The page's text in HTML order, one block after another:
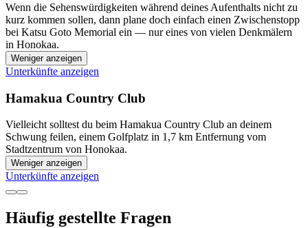
Wenn die Sehenswürdigkeiten während deines Aufenthalts nicht zu
kurz kommen sollen, dann plane doch einfach einen Zwischenstopp
bei Katsu Goto Memorial ein — nur eines von vielen Denkmälern
in Honokaa.
Weniger anzeigen
Unterkünfte anzeigen
Hamakua Country Club
Vielleicht solltest du beim Hamakua Country Club an deinem
Schwung feilen, einem Golfplatz in 1,7 km Entfernung vom
Stadtzentrum von Honokaa.
Weniger anzeigen
Unterkünfte anzeigen
Häufig gestellte Fragen